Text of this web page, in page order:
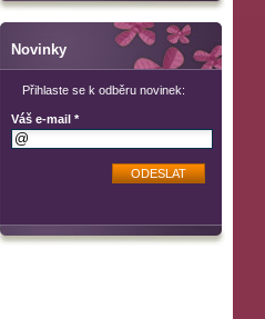
Novinky
Přihlaste se k odběru novinek:
Váš e-mail *